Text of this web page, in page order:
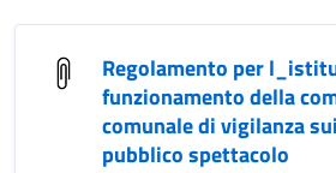
Regolamento per
funzionamento della
comunale di vigilanza
pubblico spettacolo